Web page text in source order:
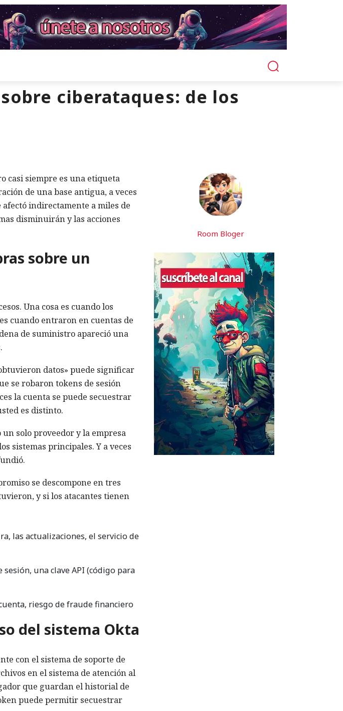
ciberataques: de los
casi siempre es una etiqueta
de una base antigua, a veces
indirectamente a miles de
disminuirán y las acciones
sobre un
Una cosa es cuando los
cuando entraron en cuentas de
de suministro apareció una
datos» puede significar
se robaron tokens de sesión
la cuenta se puede secuestrar
es distinto.
solo proveedor y la empresa
sistemas principales. Y a veces
se descompone en tres
y si los atacantes tienen
las actualizaciones, el servicio de
una clave API (código para
riesgo de fraude financiero
del sistema Okta
con el sistema de soporte de
en el sistema de atención al
que guardan el historial de
puede permitir secuestrar
Room Bloger